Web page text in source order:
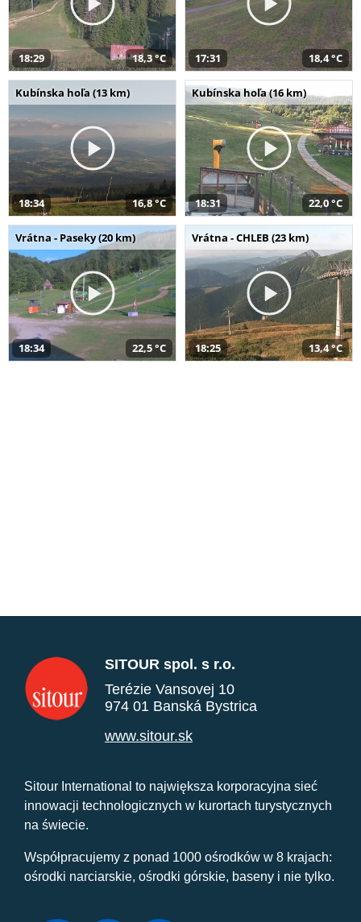
18:29 18,3 °C 17:31 18,4 °C
Kubínska hoľa (13 km)
18:34 16,8 °C
Kubínska hoľa (16 km)
18:31 22,0 °C
Vrátna - Paseky (20 km)
18:34 22,5 °C
Vrátna - CHLEB (23 km)
18:25 13,4 °C
SITOUR spol. s r.o.
Terézie Vansovej 10
974 01 Banská Bystrica
www.sitour.sk
Sitour International to największa korporacyjna sieć
innowacji technologicznych w kurortach turystycznych
na świecie.
Współpracujemy z ponad 1000 ośrodków w 8 krajach:
ośrodki narciarskie, ośrodki górskie, baseny i nie tylko.